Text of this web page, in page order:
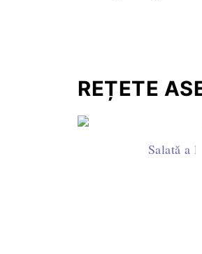
REȚETE
Salată a